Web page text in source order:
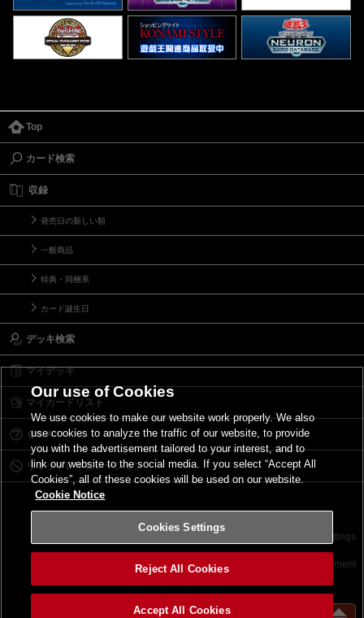
Top
カード検索
収録
発売日の新しい順
一般商品
特典・同梱系
カード誕生日
デッキ検索
マイデッキ
マイカードリスト
Ｑ＆Ａ
リミットレギュレーション
サイトポリシー Cookies Settings
©2026 Konami Digital Entertainment
Our use of Cookies
We use cookies to make our website work properly. We also
use cookies to analyze the traffic of our website, to provide
you with the advertisement tailored to your interest, and to
link our website to the social media. If you select “Accept All
Cookies”, all of these cookies will be used on our website.
Cookie Notice
Cookies Settings
Reject All Cookies
Accept All Cookies